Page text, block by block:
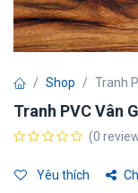
Shop Tranh
Tranh PVC Vân
(0
Yêu thích